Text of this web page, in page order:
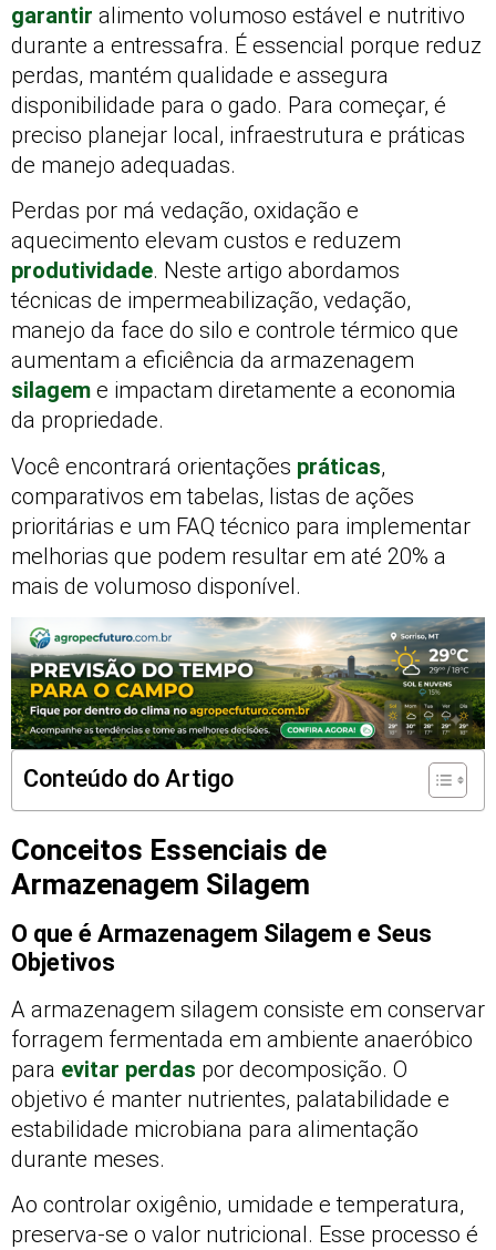
garantir alimento volumoso estável e nutritivo
durante a entressafra. É essencial porque reduz
perdas, mantém qualidade e assegura
disponibilidade para o gado. Para começar, é
preciso planejar local, infraestrutura e práticas
de manejo adequadas.
Perdas por má vedação, oxidação e
aquecimento elevam custos e reduzem
produtividade. Neste artigo abordamos
técnicas de impermeabilização, vedação,
manejo da face do silo e controle térmico que
aumentam a eficiência da armazenagem
silagem e impactam diretamente a economia
da propriedade.
Você encontrará orientações práticas,
comparativos em tabelas, listas de ações
prioritárias e um FAQ técnico para implementar
melhorias que podem resultar em até 20% a
mais de volumoso disponível.
Conteúdo do Artigo
Conceitos Essenciais de
Armazenagem Silagem
O que é Armazenagem Silagem e Seus
Objetivos
A armazenagem silagem consiste em conservar
forragem fermentada em ambiente anaeróbico
para evitar perdas por decomposição. O
objetivo é manter nutrientes, palatabilidade e
estabilidade microbiana para alimentação
durante meses.
Ao controlar oxigênio, umidade e temperatura,
preserva-se o valor nutricional. Esse processo é